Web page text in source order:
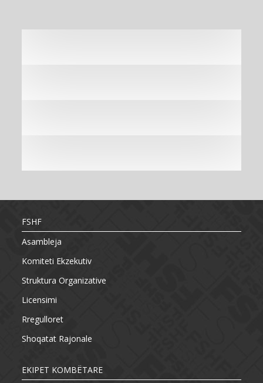
FSHF
Asambleja
Komiteti Ekzekutiv
Struktura Organizative
Licensimi
Rregulloret
Shoqatat Rajonale
EKIPET KOMBËTARE